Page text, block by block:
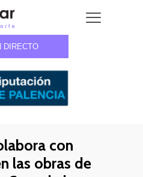
DIRECTO
con
las obras de